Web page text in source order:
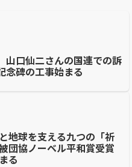
山口仙二さんの国連での訴
碑の工事始まる
地球を支える九つの「祈
団協ノーベル平和賞受賞
る